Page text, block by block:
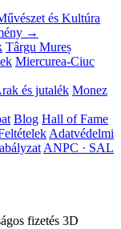
és Kultúra
→
Târgu Mureș
Miercurea-Ciuc
és jutalék Monez
Blog Hall of Fame
Adatvédelmi
ANPC · SAL
fizetés 3D